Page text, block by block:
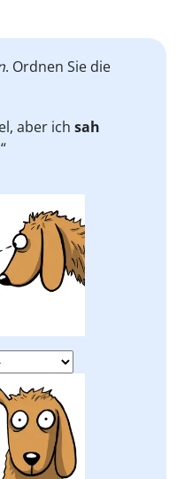
. Ordnen Sie die
aber ich sah